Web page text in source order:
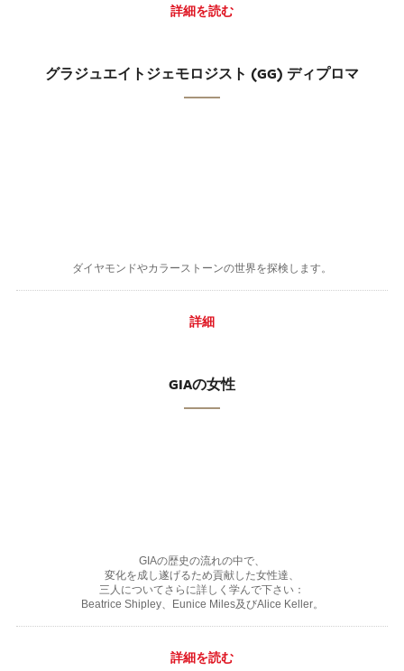
詳細を読む
グラジュエイトジェモロジスト (GG) ディプロマ
ダイヤモンドやカラーストーンの世界を探検します。
詳細
GIAの女性
GIAの歴史の流れの中で、
変化を成し遂げるため貢献した女性達、
三人についてさらに詳しく学んで下さい：
Beatrice Shipley、Eunice Miles及びAlice Keller。
詳細を読む